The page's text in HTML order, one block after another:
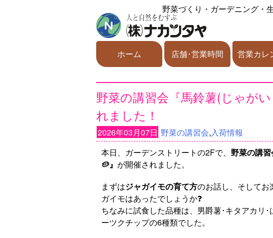
野菜づくり・ガーデニング・
ホーム 店舗･営業時間 営業カレ
野菜の講習会『馬鈴薯(じゃが
れました！
2026年03月07日 野菜の講習会,入荷情報
本日、ガーデンストリートの2Fで、 野菜の講
🥔』 が開催されました。
まずはジャガイモの育て方のお話し、そしてお
ガイモはあったでしょうか❓
ちなみに試食した品種は、男爵薯･キタアカリ
ーツクチップの6種類でした。